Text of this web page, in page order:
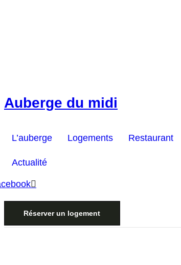
Auberge du midi
L’auberge Logements Restaurant
Actualité
Réserver un logement